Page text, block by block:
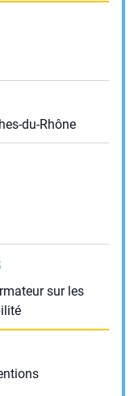
du-Rhône
sur les